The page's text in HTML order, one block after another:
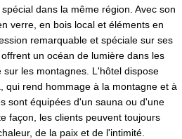
dans la même région. Avec son
verre, en bois local et éléments en
remarquable et spéciale sur ses
un océan de lumière dans les
les montagnes. L'hôtel dispose
qui rend hommage à la montagne et à
sont équipées d'un sauna ou d'une
façon, les clients peuvent toujours
de la paix et de l'intimité.